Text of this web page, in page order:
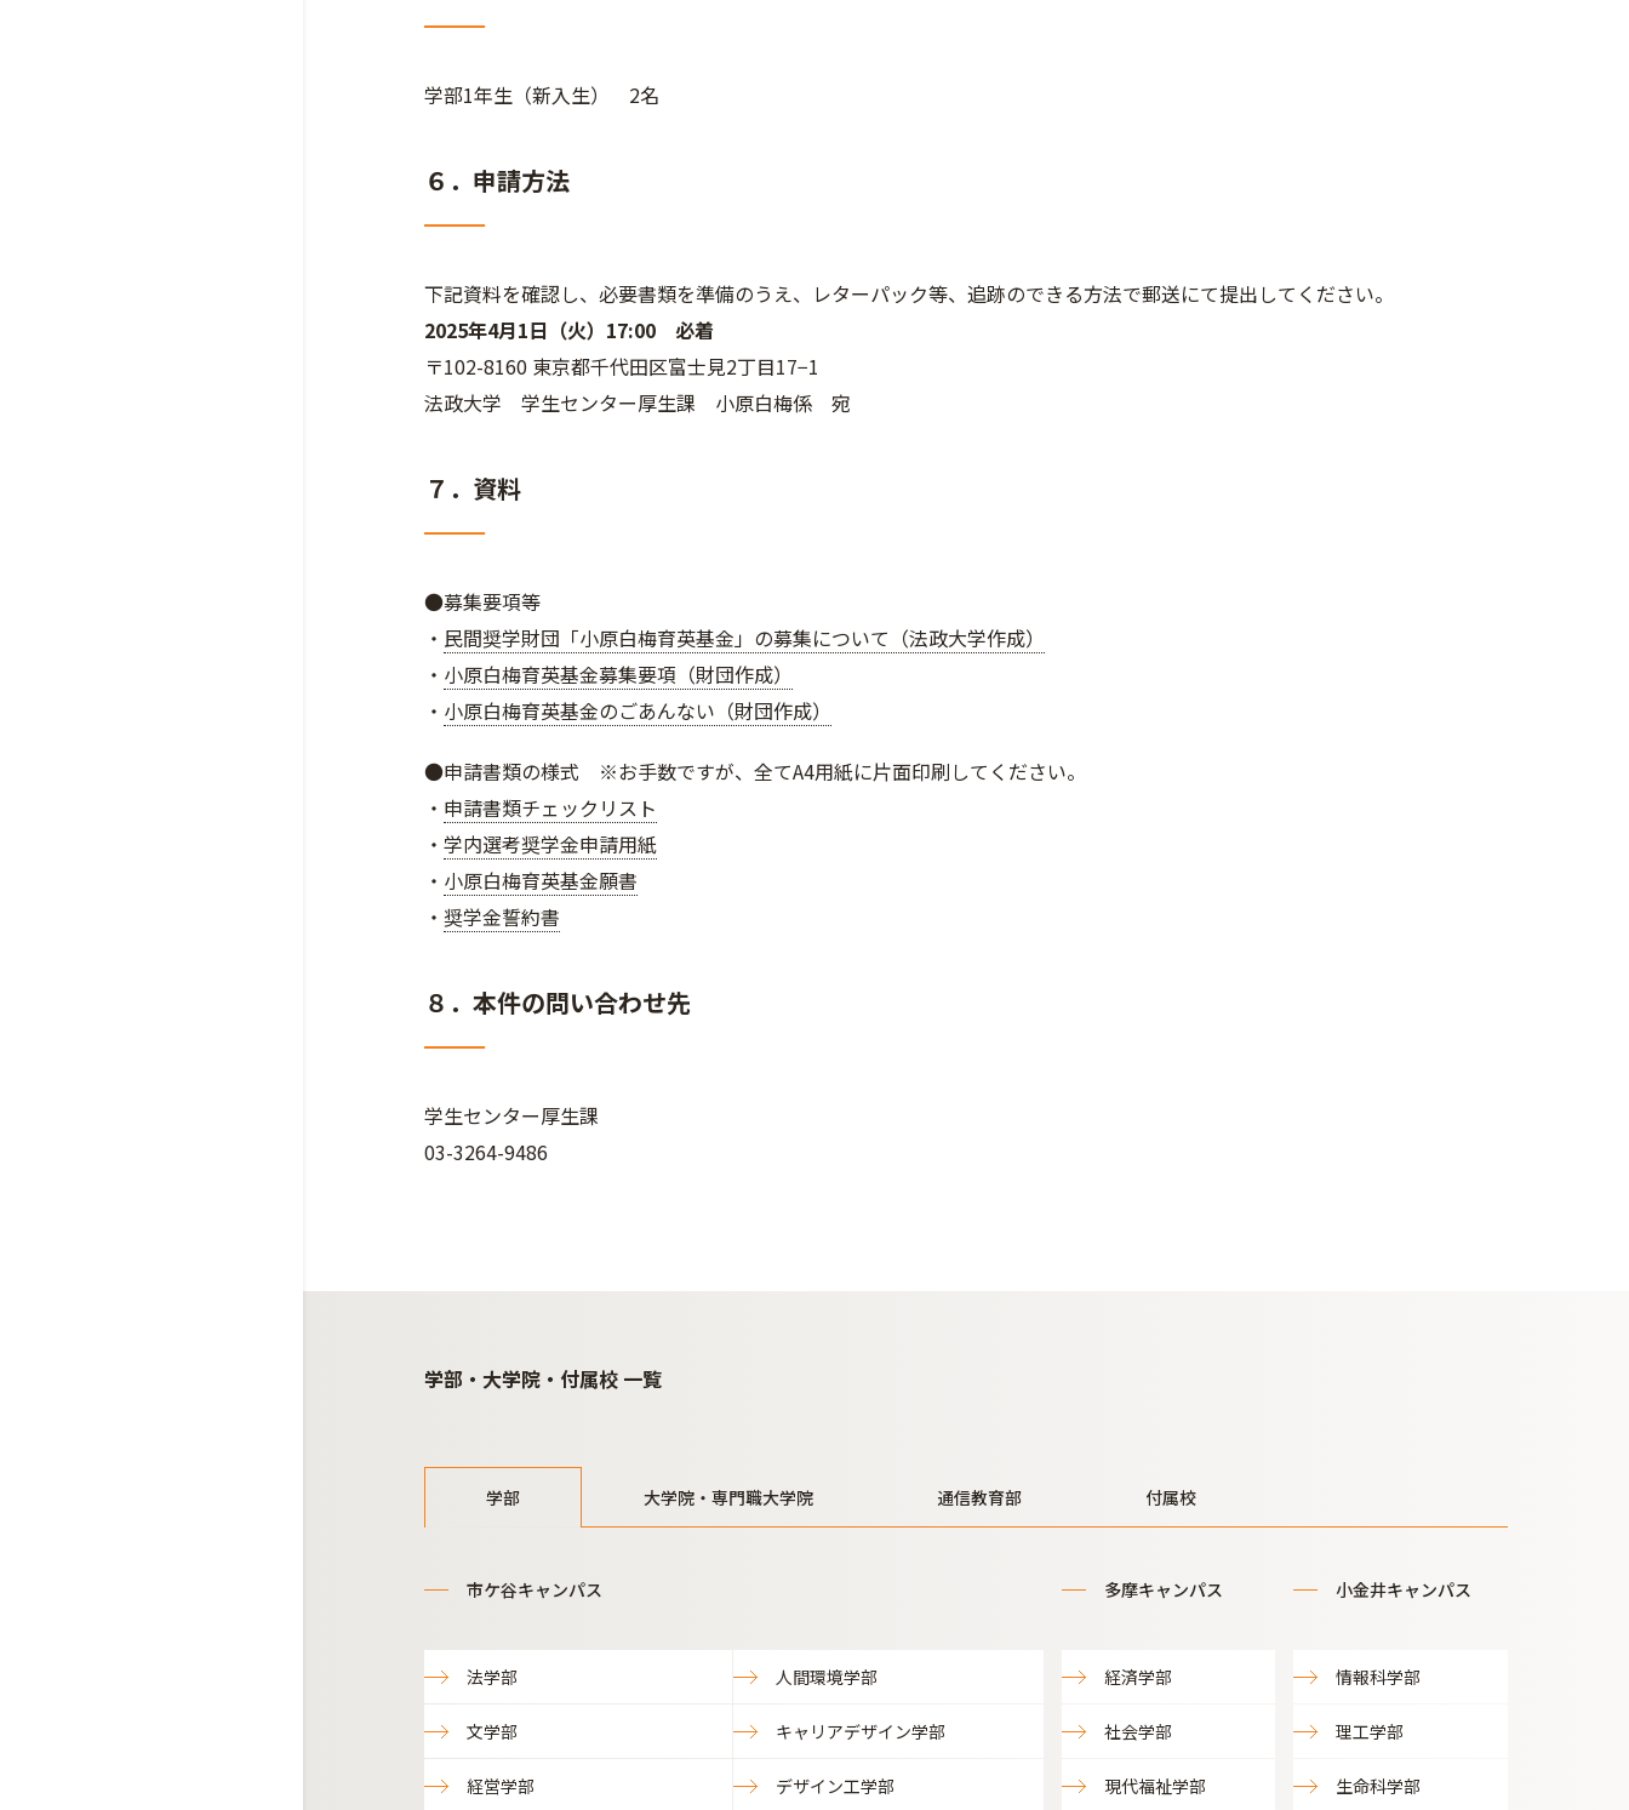
学部1年生（新入生） 2名
６．申請方法
下記資料を確認し、必要書類を準備のうえ、レターパック等、追跡のできる方法で郵送にて提出してください。
2025年4月1日（火） 17:00 必着
〒102-8160 東京都千代田区富士見2丁目17−1
法政大学 学生センター厚生課 小原白梅係 宛
７．資料
●募集要項等
・ 民間奨学財団「小原白梅育英基金」の募集について（法政大学作成）
・ 小原白梅育英基金募集要項（財団作成）
・ 小原白梅育英基金のごあんない（財団作成）
●申請書類の様式 ※お手数ですが、全てA4用紙に片面印刷してください。
・ 申請書類チェックリスト
・ 学内選考奨学金申請用紙
・ 小原白梅育英基金願書
・ 奨学金誓約書
８．本件の問い合わせ先
学生センター厚生課
03-3264-9486
学部・大学院・付属校 一覧
学部 大学院・専門職大学院 通信教育部 付属校
市ケ谷キャンパス
法学部 人間環境学部
文学部 キャリアデザイン学部
経営学部 デザイン工学部
多摩キャンパス
経済学部
社会学部
現代福祉学部
小金井キャンパス
情報科学部
理工学部
生命科学部